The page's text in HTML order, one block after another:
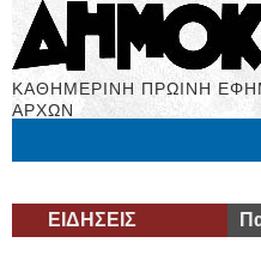
ΚΑΘΗΜΕΡΙΝΗ ΠΡΩΙΝΗ
ΑΡΧΩΝ
ΕΙΔΗΣΕΙΣ